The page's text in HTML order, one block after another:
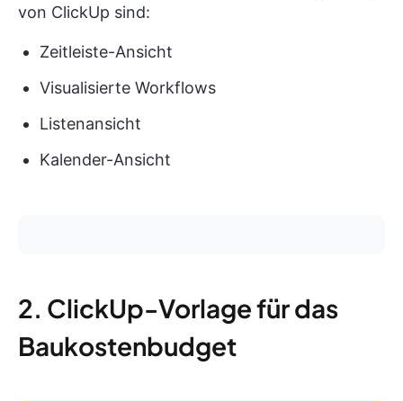
von ClickUp sind:
Zeitleiste-Ansicht
Visualisierte Workflows
Listenansicht
Kalender-Ansicht
2. ClickUp-Vorlage für das
Baukostenbudget